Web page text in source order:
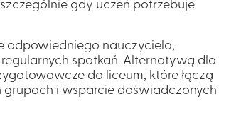
gdy uczeń potrzebuje
odpowiedniego nauczyciela,
spotkań. Alternatywą dla
do liceum, które łączą
grupach i wsparcie doświadczonych